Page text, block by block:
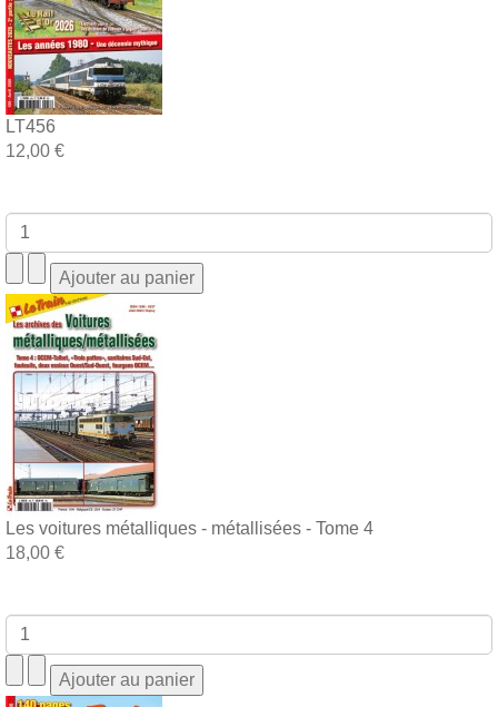
LT456
12,00 €
Les voitures métalliques - métallisées - Tome 4
18,00 €